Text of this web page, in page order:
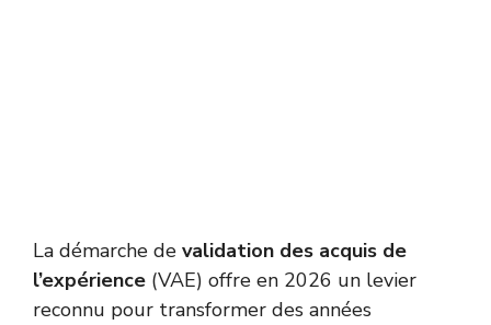
La démarche de validation des acquis de
l’expérience (VAE) offre en 2026 un levier
reconnu pour transformer des années